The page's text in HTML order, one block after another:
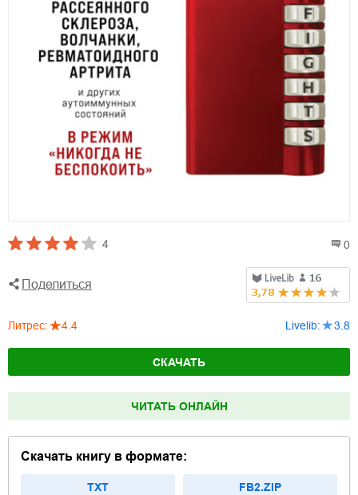
4 0
Поделиться
Литрес: 4.4 Livelib: 3.8
СКАЧАТЬ
ЧИТАТЬ ОНЛАЙН
Скачать книгу в формате:
TXT FB2.ZIP